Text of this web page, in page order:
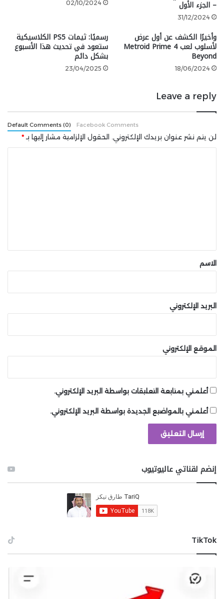
حتى في مقاطع فيديو على YouTube، وسيتحرك بسرعة
عند الحاجة.
شارك هذه الصفحة عبر
– الجزء الأول
31/12/2024
02/10/2024
وأخيرًا الكشف عن أول عرض
لأسلوب لعب Metroid Prime 4
Beyond
18/06/2024
رسميًا: ثيمات PS5 الكلاسيكية
ستعود في تحديث هذا الأسبوع
بشكل دائم
23/04/2025
Leave a reply
Default Comments (0) Facebook Comments
لن يتم نشر عنوان بريدك الإلكتروني. الحقول الإلزامية مشار إليها بـ *
*الاسم
البريد الإلكتروني
الموقع الإلكتروني
أعلمني بمتابعة التعليقات بواسطة البريد الإلكتروني.
أعلمني بالمواضيع الجديدة بواسطة البريد الإلكتروني.
إنضم لقناتي عاليوتيوب
‫TikTok